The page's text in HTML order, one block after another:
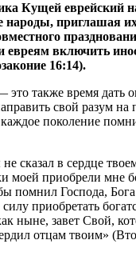
Кущей еврейский
народы, приглашая
евреям включить
16:14).
также время дать
свой разум на
поколение
сказал в сердце
моей приобрели мне
помнил Господа,
приобретать
ныне, завет Свой,
отцам твоим»